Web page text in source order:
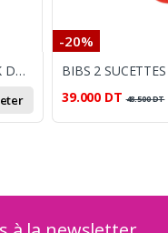
NUTRISENS HYPERDRINK DB SAVEUR VANILLE 200ML
-20%
39.000 DT 48.500DT